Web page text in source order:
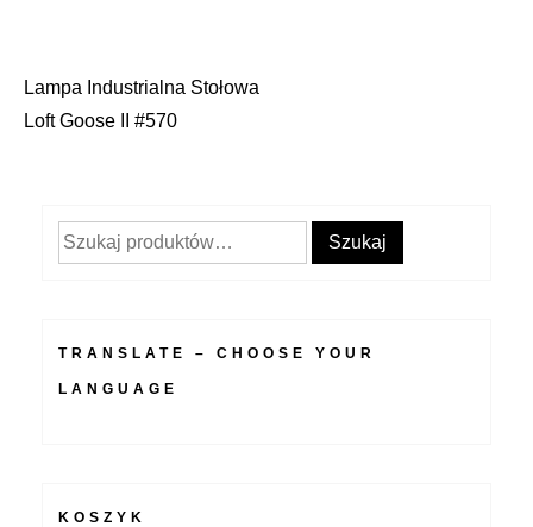
Nawigacja
Lampa Industrialna Stołowa
Loft Goose II #570
Szukaj: Szukaj
TRANSLATE – CHOOSE YOUR
LANGUAGE
KOSZYK